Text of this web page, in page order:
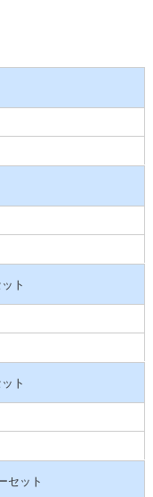
ト
ト
セット